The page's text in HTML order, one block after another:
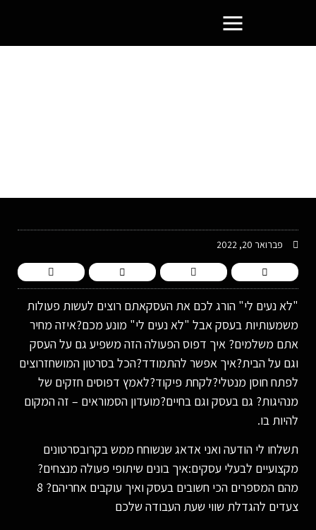
פברואר 20, 2022
"לא נעים לי" הורג לכם את העסקאתם רוצים לעשות פעולות
משמעותיות בעסק אבל "לא נעים לי" מונע מכם?איזה מחיר
אתם משלמים? איך דפוס הפעולה הזה משפיע גם על העסק
וגם על הבית?איך אפשר להתמודד?הכל בסרטון המושחזרוצים
לפתח חוסן מנטלי?לקחת פיקוד?לאמץ דפוסים חזקים של
מנהיגות? גם בעסק וגם בחיים?מועדון הסמוראים – זה המקום
להיות בו.
תשלחו לי הודעה ואני אדאג שנשוחח ממש בקרובסרטונים
מקצועיים לבעלי עסקים:איך בונים שיתופי פעולה מנצחים?
מהם המספרים הכי חשובים בעסק ואיך עוקבים אחריהם? 8
צעדים להגדלת שווי שעת העבודה שלכם